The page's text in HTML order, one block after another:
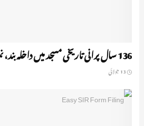
136 سال پرانی تاریخی مسجد میں داخلہ بند، نماز پر بھی پابندی!